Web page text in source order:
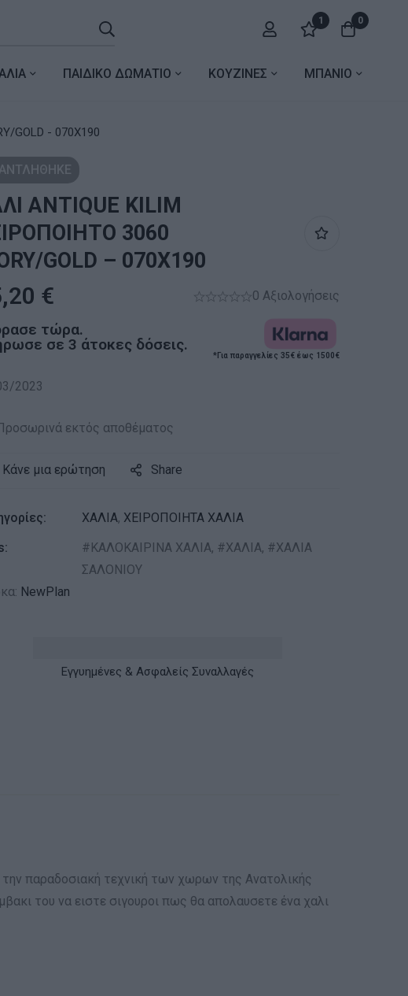
1 0
ΠΑΙΔΙΚΟ ΔΩΜΑΤΙΟ ΚΟΥΖΙΝΕΣ ΜΠΑΝΙΟ
IVORY/GOLD - 070X190
ANTIQUE KILIM
3060
GOLD – 070X190
€ 0 Αξιολογήσεις
τώρα.
σε 3 άτοκες δόσεις.
*Για παραγγελίες 35€ έως 1500€
2023
εκτός αποθέματος
Κάνε μια ερώτηση Share
ΧΑΛΙΑ, ΧΕΙΡΟΠΟΙΗΤΑ ΧΑΛΙΑ
ΚΑΛΟΚΑΙΡΙΝΑ ΧΑΛΙΑ, ΧΑΛΙΑ,
ΧΑΛΙΑ
ΣΑΛΟΝΙΟΥ
NewPlan
Εγγυημένες & Ασφαλείς Συναλλαγές
παραδοσιακή τεχνική των χωρων της Ανατολικής
του να ειστε σιγουροι πως θα απολαυσετε ένα χαλι